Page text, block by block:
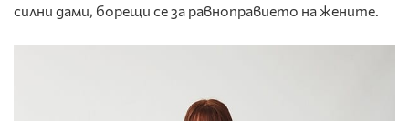
силни дами, борещи се за равноправието на жените.